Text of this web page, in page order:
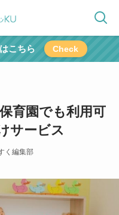
こちら Check
育園でも利用可
サービス
く編集部